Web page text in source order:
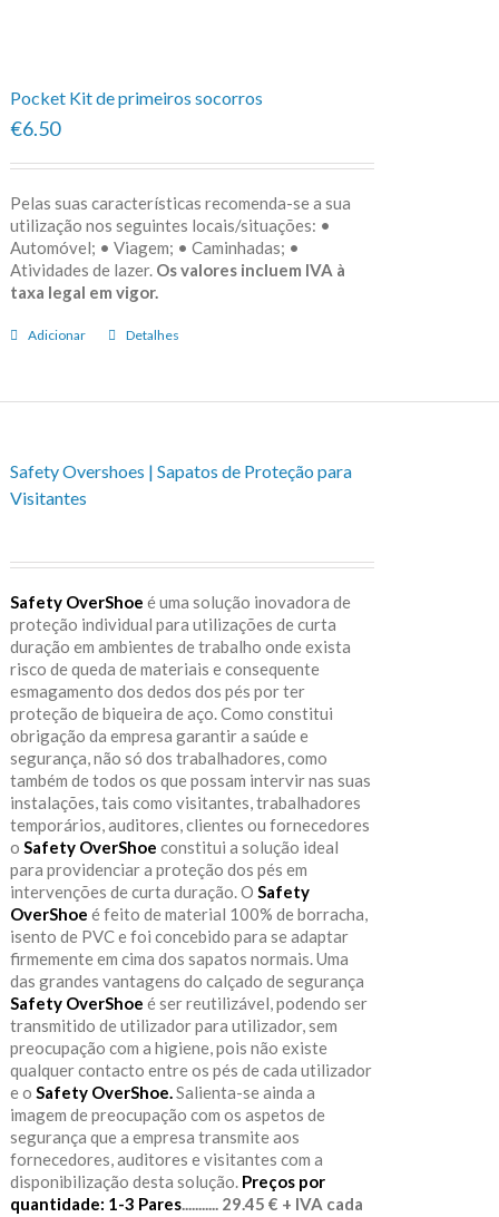
Pocket Kit de primeiros socorros
€6.50
Pelas suas características recomenda-se a sua
utilização nos seguintes locais/situações: •
Automóvel; • Viagem; • Caminhadas; •
Atividades de lazer. Os valores incluem IVA à
taxa legal em vigor.
Adicionar Detalhes
Safety Overshoes | Sapatos de Proteção para
Visitantes
Safety OverShoe é uma solução inovadora de
proteção individual para utilizações de curta
duração em ambientes de trabalho onde exista
risco de queda de materiais e consequente
esmagamento dos dedos dos pés por ter
proteção de biqueira de aço. Como constitui
obrigação da empresa garantir a saúde e
segurança, não só dos trabalhadores, como
também de todos os que possam intervir nas suas
instalações, tais como visitantes, trabalhadores
temporários, auditores, clientes ou fornecedores
o Safety OverShoe constitui a solução ideal
para providenciar a proteção dos pés em
intervenções de curta duração. O Safety
OverShoe é feito de material 100% de borracha,
isento de PVC e foi concebido para se adaptar
firmemente em cima dos sapatos normais. Uma
das grandes vantagens do calçado de segurança
Safety OverShoe é ser reutilizável, podendo ser
transmitido de utilizador para utilizador, sem
preocupação com a higiene, pois não existe
qualquer contacto entre os pés de cada utilizador
e o Safety OverShoe. Salienta-se ainda a
imagem de preocupação com os aspetos de
segurança que a empresa transmite aos
fornecedores, auditores e visitantes com a
disponibilização desta solução. Preços por
quantidade: 1-3 Pares........... 29.45 € + IVA cada